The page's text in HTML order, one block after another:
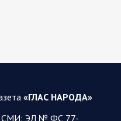
«Запад», «Центр»,
«ГЛАС НАРОДА»
СМИ: ЭЛ № ФС 77-